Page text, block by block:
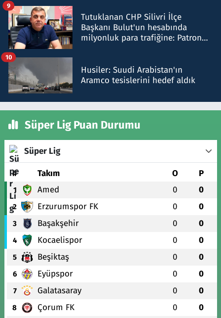
Tutuklanan CHP Silivri İlçe
Başkanı Bulut'un hesabında
milyonluk para trafiğine: Patron
9
Husiler: Suudi Arabistan'ın
Aramco tesislerini hedef aldık
10
Süper Lig Puan Durumu
Süper Lig
# Takım O P
1 Amed 0 0
2 Erzurumspor FK 0 0
3 Başakşehir 0 0
4 Kocaelispor 0 0
5 Beşiktaş 0 0
6 Eyüpspor 0 0
7 Galatasaray 0 0
8 Çorum FK 0 0